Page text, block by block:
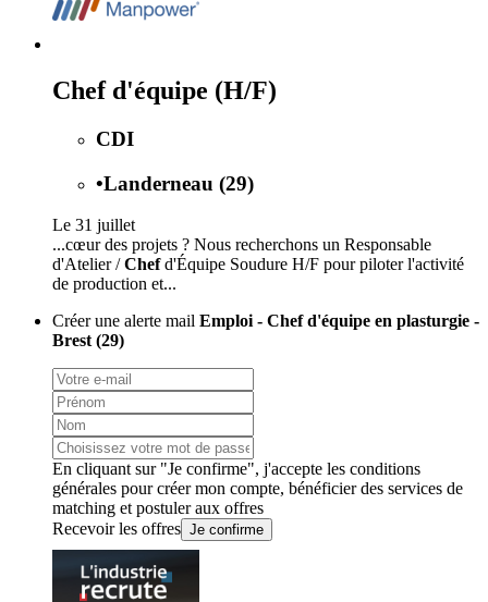
Chef d'équipe (H/F)
CDI
•Landerneau (29)
Le 31 juillet
...cœur des projets ? Nous recherchons un Responsable
d'Atelier /Chefd'Équipe Soudure H/F pour piloter l'activité
de production et...
Créer une alerte mail Emploi - Chef d'équipe en plasturgie -
Brest (29)
En cliquant sur "Je confirme", j'accepte les conditions
générales pour créer mon compte, bénéficier des services de
matching et postuler aux offres
Recevoir les offres Je confirme